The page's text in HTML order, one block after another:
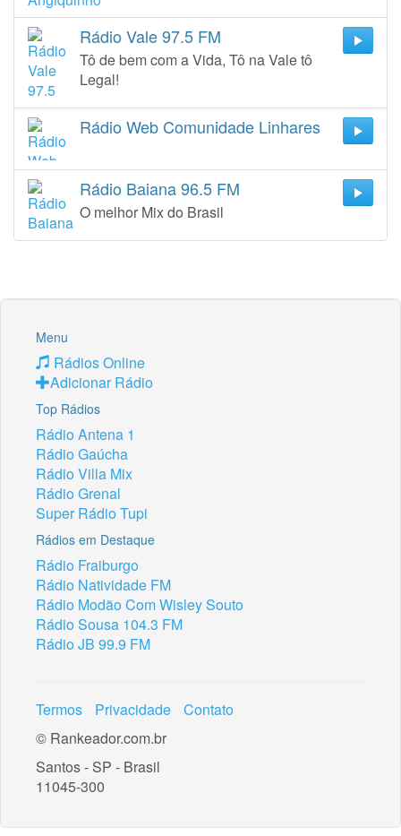
Rádio Vale 97.5 FM
Tô de bem com a Vida, Tô na Vale tô
Legal!
Rádio Web Comunidade Linhares
Rádio Baiana 96.5 FM
O melhor Mix do Brasil
Menu
Rádios Online
Adicionar Rádio
Top Rádios
Rádio Antena 1
Rádio Gaúcha
Rádio Villa Mix
Rádio Grenal
Super Rádio Tupi
Rádios em Destaque
Rádio Fraiburgo
Rádio Natividade FM
Rádio Modão Com Wisley Souto
Rádio Sousa 104.3 FM
Rádio JB 99.9 FM
Termos Privacidade
Contato
© Rankeador.com.br
Santos - SP - Brasil
11045-300